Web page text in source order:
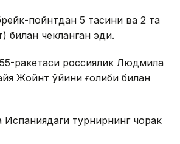
пойнтдан 5 тасини ва 2 та
билан чекланган эди.
ракетаси россиялик Людмила
Жойнт ўйини ғолиби билан
турнирнинг чорак